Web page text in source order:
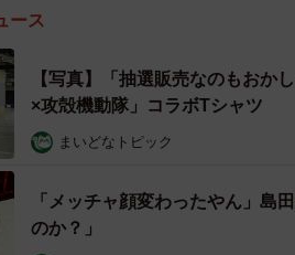
ース
【写真】「抽選販売なのもおか
×攻殻機動隊」​コラボTシャツ
まいどなトピック
「メッチャ顔変わったやん」島
のか？」